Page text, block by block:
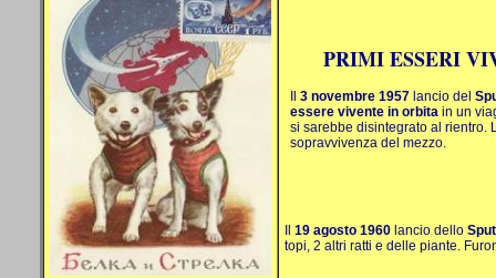
PRIMI ESSERI
3 novembre 1957 lancio del
essere vivente in orbita in un
si sarebbe disintegrato al rientro.
sopravvivenza del mezzo.
19 agosto 1960 lancio dello
topi, 2 altri ratti e delle piante.